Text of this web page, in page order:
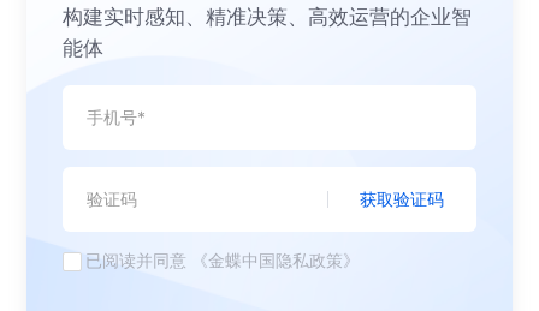
构建实时感知、精准决策、高效运营的企业智
能体
获取验证码
已阅读并同意 《金蝶中国隐私政策》